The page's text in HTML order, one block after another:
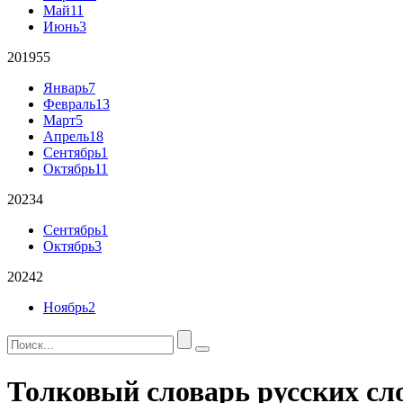
Май11
Июнь3
201955
Январь7
Февраль13
Март5
Апрель18
Сентябрь1
Октябрь11
20234
Сентябрь1
Октябрь3
20242
Ноябрь2
Толковый словарь русских